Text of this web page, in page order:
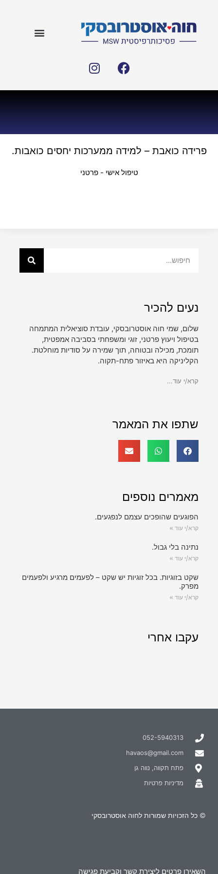
פרידה כואבת – למידה ממערכות יחסים כואבות.
טיפול אישי - פרטני
נעים להכיר
שלום, שמי חוה אוסטרובסקי, עובדת סוציאלית המתמחה
בטיפול ויעוץ פרטני, זוגי ומשפחתי בסביבה אמפטית,
תומכת, מכילה ובטוחה, תוך שמירה על סודיות מוחלטת.
הקליניקה היא באיזור פתח-תקוה.
קרא/י עוד...
שתפו את המאמר
מאמרים נוספים
הפוגעים שהופכים עצמם לנפגעים.
קרא/י עוד »
נתינה בלי גבול.
קרא/י עוד »
שקט בזוגיות. בכל זוגיות יש שקט – לפעמים מרגיע ולפעמים
מפרק.
קרא/י עוד »
עקבו אחרי
052-5940313
havaos@gmail.com
פתח תקווה, נווה גן
מדיניות פרטיות
© כל הזכויות שמורות לחוה אוסטרובסקי
השאירו פרטים ליצירת קשר וקביעת פגישה